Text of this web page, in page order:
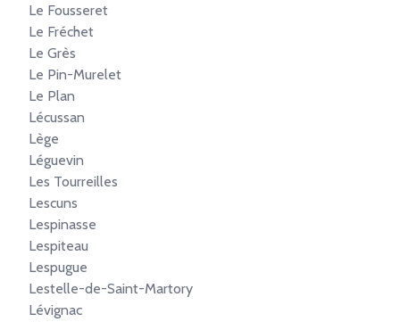
Le Fousseret
Le Fréchet
Le Grès
Le Pin-Murelet
Le Plan
Lécussan
Lège
Léguevin
Les Tourreilles
Lescuns
Lespinasse
Lespiteau
Lespugue
Lestelle-de-Saint-Martory
Lévignac